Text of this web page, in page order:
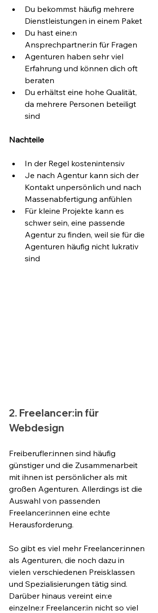
Du bekommst häufig mehrere
Dienstleistungen in einem Paket
Du hast eine:n
Ansprechpartner:in für Fragen
Agenturen haben sehr viel
Erfahrung und können dich oft
beraten
Du erhältst eine hohe Qualität,
da mehrere Personen beteiligt
sind
Nachteile
In der Regel kostenintensiv
Je nach Agentur kann sich der
Kontakt unpersönlich und nach
Massenabfertigung anfühlen
Für kleine Projekte kann es
schwer sein, eine passende
Agentur zu finden, weil sie für die
Agenturen häufig nicht lukrativ
sind
2. Freelancer:in für
Webdesign
Freiberufler:innen sind häufig
günstiger und die Zusammenarbeit
mit ihnen ist persönlicher als mit
großen Agenturen. Allerdings ist die
Auswahl von passenden
Freelancer:innen eine echte
Herausforderung.
So gibt es viel mehr Freelancer:innen
als Agenturen, die noch dazu in
vielen verschiedenen Preisklassen
und Spezialisierungen tätig sind.
Darüber hinaus vereint ein:e
einzelne:r Freelancer:in nicht so viel